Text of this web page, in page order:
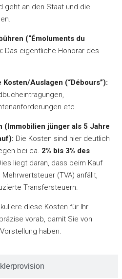
geht an den Staat und die
(“Émoluments du
Das eigentliche Honorar des
Kosten/Auslagen (“Débours”):
etc.
(Immobilien jünger als 5 Jahre
Die Kosten sind hier deutlich
bei ca. 2% bis 3% des
liegt daran, dass beim Kauf
(TVA) anfällt,
Transfersteuern.
diese Kosten für Ihr
vorab, damit Sie von
haben.